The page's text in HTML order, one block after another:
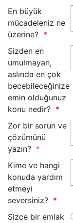
En büyük
mücadeleniz ne
üzerine?
Sizden en
umulmayan,
aslında en çok
becebileceğinize
emin olduğunuz
konu nedir?
Zor bir sorun ve
çözümünü
yazın?
Kime ve hangi
konuda yardım
etmeyi
seversiniz?
Sizce bir emlak